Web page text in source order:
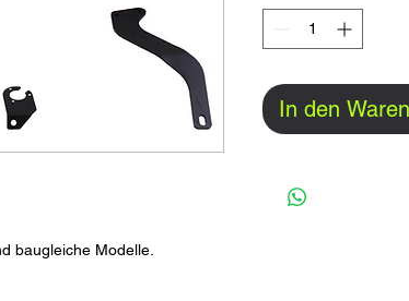
baugleiche Modelle.
In den